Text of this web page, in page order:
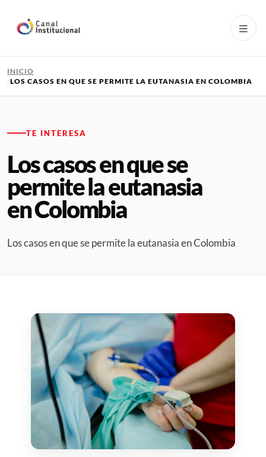
INICIO
LOS CASOS EN QUE SE PERMITE LA EUTANASIA EN COLOMBIA
TE INTERESA
Los casos en que se
permite la eutanasia
en Colombia
Los casos en que se permite la eutanasia en Colombia